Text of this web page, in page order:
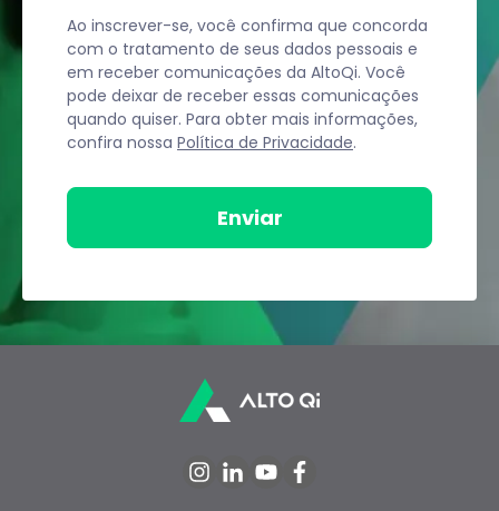
Ao inscrever-se, você confirma que concorda
com o tratamento de seus dados pessoais e
em receber comunicações da AltoQi. Você
pode deixar de receber essas comunicações
quando quiser. Para obter mais informações,
confira nossa Política de Privacidade.